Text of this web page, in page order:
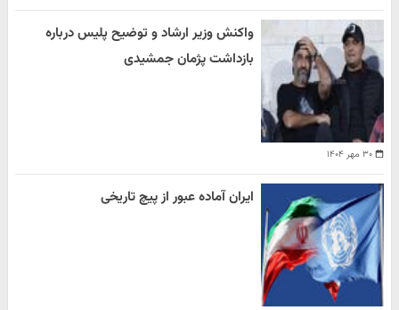
۳۰ مهر ۱۴۰۴
واکنش وزیر ارشاد و توضیح پلیس درباره
بازداشت پژمان جمشیدی
ایران آماده عبور از پیچ تاریخی